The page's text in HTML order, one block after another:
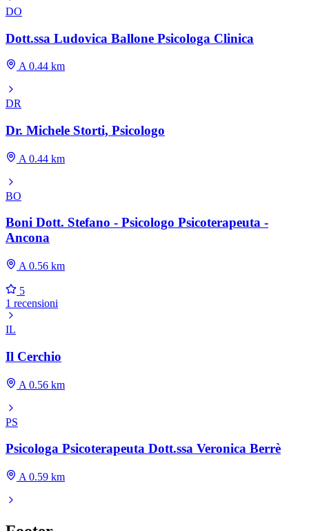
DO
Dott.ssa Ludovica Ballone Psicologa Clinica
A 0.44 km
DR
Dr. Michele Storti, Psicologo
A 0.44 km
BO
Boni Dott. Stefano - Psicologo Psicoterapeuta -
Ancona
A 0.56 km
5
1 recensioni
IL
Il Cerchio
A 0.56 km
PS
Psicologa Psicoterapeuta Dott.ssa Veronica Berrè
A 0.59 km